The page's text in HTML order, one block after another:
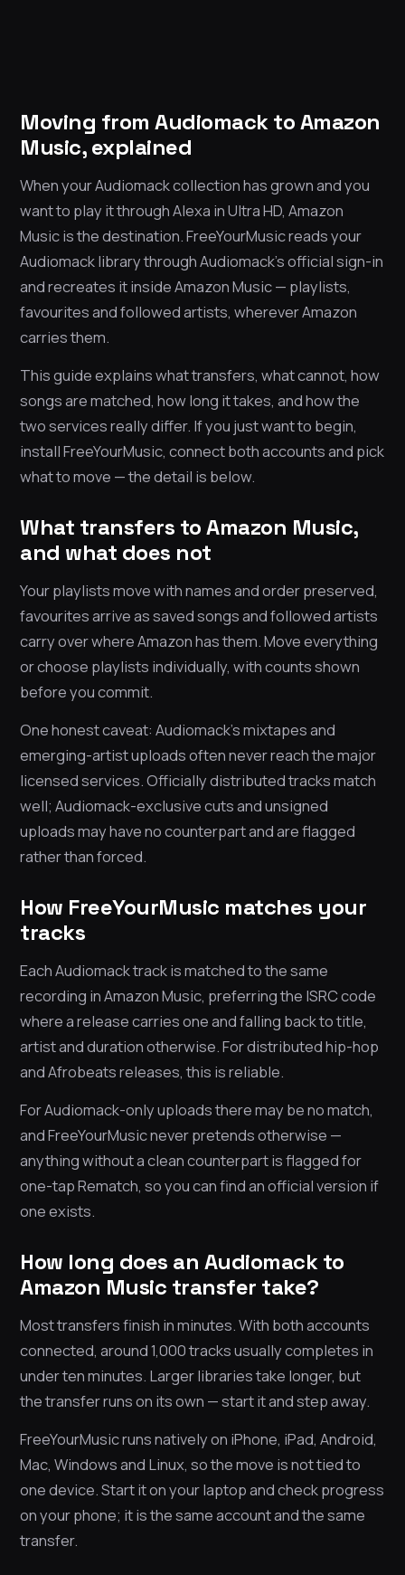
Moving from Audiomack to Amazon
Music, explained
When your Audiomack collection has grown and you
want to play it through Alexa in Ultra HD, Amazon
Music is the destination. FreeYourMusic reads your
Audiomack library through Audiomack’s official sign-in
and recreates it inside Amazon Music — playlists,
favourites and followed artists, wherever Amazon
carries them.
This guide explains what transfers, what cannot, how
songs are matched, how long it takes, and how the
two services really differ. If you just want to begin,
install FreeYourMusic, connect both accounts and pick
what to move — the detail is below.
What transfers to Amazon Music,
and what does not
Your playlists move with names and order preserved,
favourites arrive as saved songs and followed artists
carry over where Amazon has them. Move everything
or choose playlists individually, with counts shown
before you commit.
One honest caveat: Audiomack’s mixtapes and
emerging-artist uploads often never reach the major
licensed services. Officially distributed tracks match
well; Audiomack-exclusive cuts and unsigned
uploads may have no counterpart and are flagged
rather than forced.
How FreeYourMusic matches your
tracks
Each Audiomack track is matched to the same
recording in Amazon Music, preferring the ISRC code
where a release carries one and falling back to title,
artist and duration otherwise. For distributed hip-hop
and Afrobeats releases, this is reliable.
For Audiomack-only uploads there may be no match,
and FreeYourMusic never pretends otherwise —
anything without a clean counterpart is flagged for
one-tap Rematch, so you can find an official version if
one exists.
How long does an Audiomack to
Amazon Music transfer take?
Most transfers finish in minutes. With both accounts
connected, around 1,000 tracks usually completes in
under ten minutes. Larger libraries take longer, but
the transfer runs on its own — start it and step away.
FreeYourMusic runs natively on iPhone, iPad, Android,
Mac, Windows and Linux, so the move is not tied to
one device. Start it on your laptop and check progress
on your phone; it is the same account and the same
transfer.